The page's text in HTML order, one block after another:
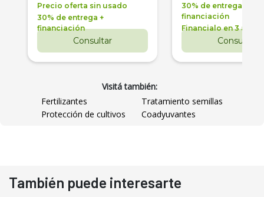
Precio oferta sin usado
30% de entrega +
financiación
Consultar
30% de entrega +
financiación
Financialo en 3 años
Consultar
Visitá también:
Fertilizantes
Tratamiento semillas
Protección de cultivos
Coadyuvantes
También puede interesarte